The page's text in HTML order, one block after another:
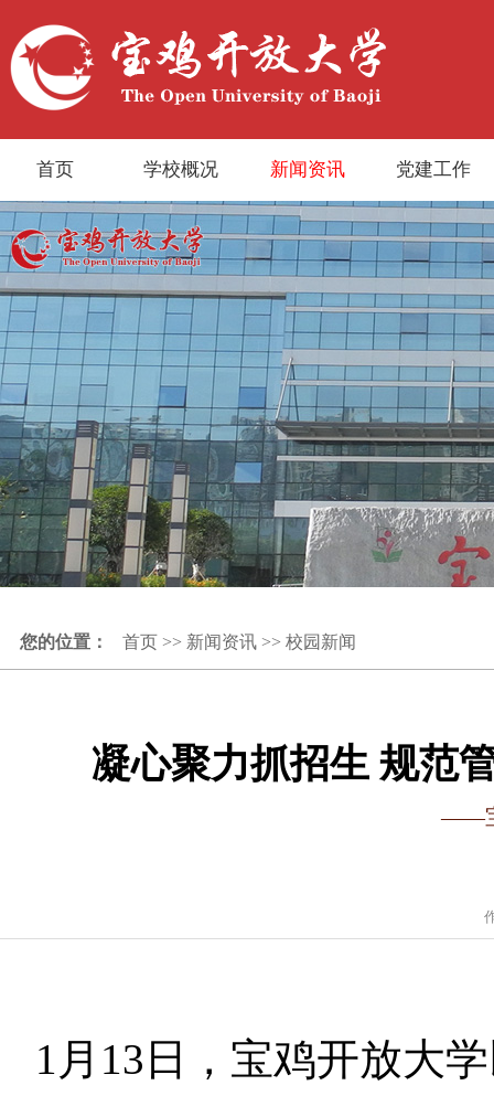
首页 学校概况 新闻资讯 党建工作
您的位置： 首页 >> 新闻资讯 >> 校园新闻
凝心聚力抓招生 规范
——
1月13日，宝鸡开放大